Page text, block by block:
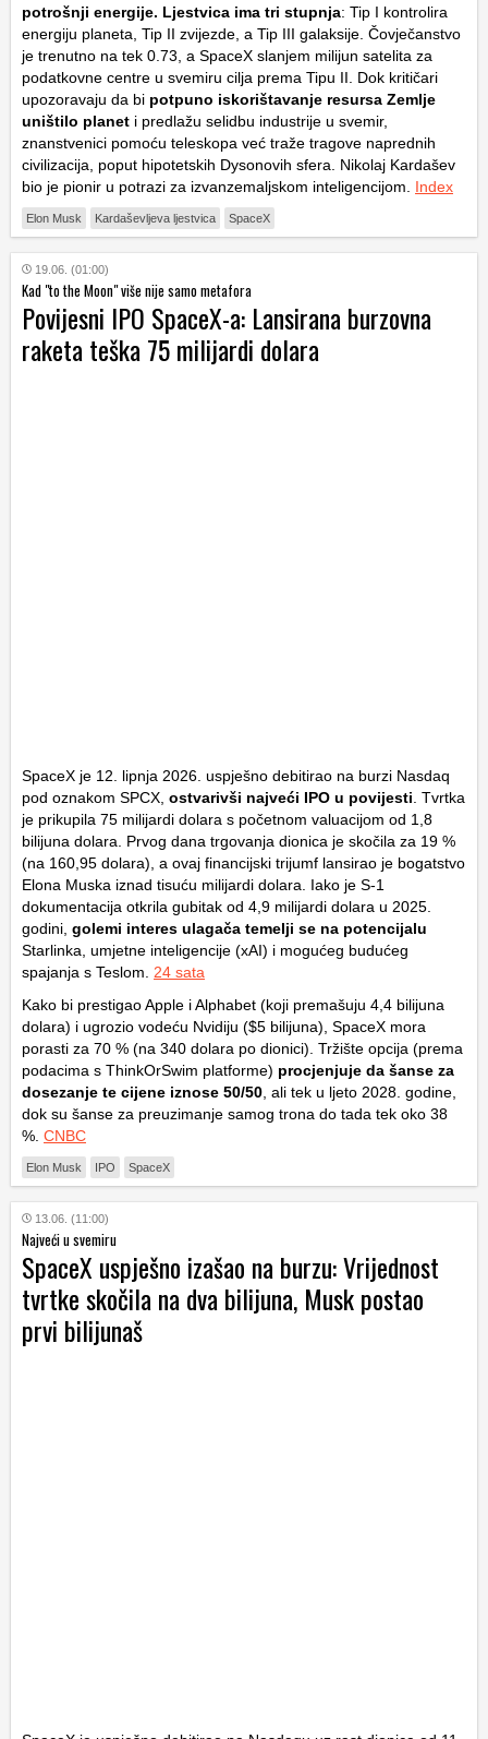
potrošnji energije. Ljestvica ima tri stupnja: Tip I kontrolira
energiju planeta, Tip II zvijezde, a Tip III galaksije. Čovječanstvo
je trenutno na tek 0.73, a SpaceX slanjem milijun satelita za
podatkovne centre u svemiru cilja prema Tipu II. Dok kritičari
upozoravaju da bi potpuno iskorištavanje resursa Zemlje
uništilo planet i predlažu selidbu industrije u svemir,
znanstvenici pomoću teleskopa već traže tragove naprednih
civilizacija, poput hipotetskih Dysonovih sfera. Nikolaj Kardašev
bio je pionir u potrazi za izvanzemaljskom inteligencijom. Index
Elon Musk Kardaševljeva ljestvica SpaceX
19.06. (01:00)
Kad "to the Moon" više nije samo metafora
Povijesni IPO SpaceX-a: Lansirana burzovna
raketa teška 75 milijardi dolara
SpaceX je 12. lipnja 2026. uspješno debitirao na burzi Nasdaq
pod oznakom SPCX, ostvarivši najveći IPO u povijesti. Tvrtka
je prikupila 75 milijardi dolara s početnom valuacijom od 1,8
bilijuna dolara. Prvog dana trgovanja dionica je skočila za 19 %
(na 160,95 dolara), a ovaj financijski trijumf lansirao je bogatstvo
Elona Muska iznad tisuću milijardi dolara. Iako je S-1
dokumentacija otkrila gubitak od 4,9 milijardi dolara u 2025.
godini, golemi interes ulagača temelji se na potencijalu
Starlinka, umjetne inteligencije (xAI) i mogućeg budućeg
spajanja s Teslom. 24 sata
Kako bi prestigao Apple i Alphabet (koji premašuju 4,4 bilijuna
dolara) i ugrozio vodeću Nvidiju ($5 bilijuna), SpaceX mora
porasti za 70 % (na 340 dolara po dionici). Tržište opcija (prema
podacima s ThinkOrSwim platforme) procjenjuje da šanse za
dosezanje te cijene iznose 50/50, ali tek u ljeto 2028. godine,
dok su šanse za preuzimanje samog trona do tada tek oko 38
%. CNBC
Elon Musk IPO SpaceX
13.06. (11:00)
Najveći u svemiru
SpaceX uspješno izašao na burzu: Vrijednost
tvrtke skočila na dva bilijuna, Musk postao
prvi bilijunaš